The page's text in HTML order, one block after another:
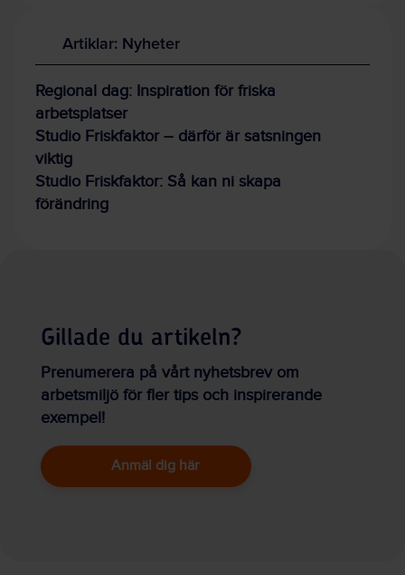
Artiklar: Nyheter
Regional dag: Inspiration för friska
arbetsplatser
Studio Friskfaktor – därför är satsningen
viktig
Studio Friskfaktor: Så kan ni skapa
förändring
Gillade du artikeln?
Prenumerera på vårt nyhetsbrev om
arbetsmiljö för fler tips och inspirerande
exempel!
Anmäl dig här